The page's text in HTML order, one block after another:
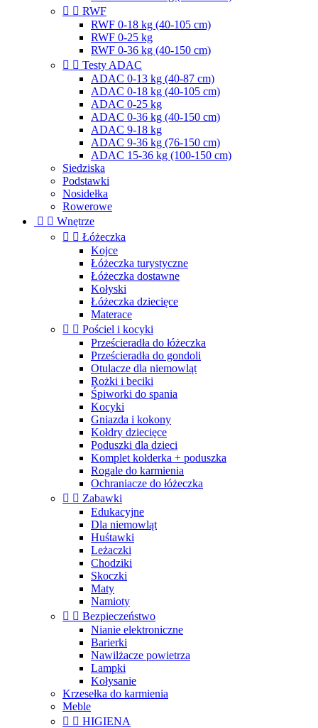
  RWF
RWF 0-18 kg (40-105 cm)
RWF 0-25 kg
RWF 0-36 kg (40-150 cm)
  Testy ADAC
ADAC 0-13 kg (40-87 cm)
ADAC 0-18 kg (40-105 cm)
ADAC 0-25 kg
ADAC 0-36 kg (40-150 cm)
ADAC 9-18 kg
ADAC 9-36 kg (76-150 cm)
ADAC 15-36 kg (100-150 cm)
Siedziska
Podstawki
Nosidełka
Rowerowe
  Wnętrze
  Łóżeczka
Kojce
Łóżeczka turystyczne
Łóżeczka dostawne
Kołyski
Łóżeczka dziecięce
Materace
  Pościel i kocyki
Prześcieradła do łóżeczka
Prześcieradła do gondoli
Otulacze dla niemowląt
Rożki i beciki
Śpiworki do spania
Kocyki
Gniazda i kokony
Kołdry dziecięce
Poduszki dla dzieci
Komplet kołderka + poduszka
Rogale do karmienia
Ochraniacze do łóżeczka
  Zabawki
Edukacyjne
Dla niemowląt
Huśtawki
Leżaczki
Chodziki
Skoczki
Maty
Namioty
  Bezpieczeństwo
Nianie elektroniczne
Barierki
Nawilżacze powietrza
Lampki
Kołysanie
Krzesełka do karmienia
Meble
  HIGIENA